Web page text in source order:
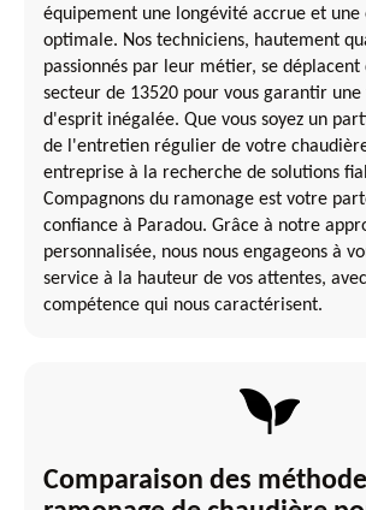
équipement une longévité accrue et
optimale. Nos techniciens, hautement
passionnés par leur métier, se déplacent
secteur de 13520 pour vous garantir
d'esprit inégalée. Que vous soyez un
de l'entretien régulier de votre
entreprise à la recherche de solutions
Compagnons du ramonage est votre
confiance à Paradou. Grâce à notre
personnalisée, nous nous engageons à
service à la hauteur de vos attentes,
compétence qui nous caractérisent.
Comparaison des